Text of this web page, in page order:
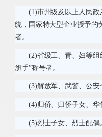
(1)市州级及以上人民
统，国家特大型企业授予的
者。
(2)省级工、青、妇等组
旗手”称号者。
(3)解放军、武警、公
(4)归侨、归侨子女、
(5)烈士子女、烈士配偶